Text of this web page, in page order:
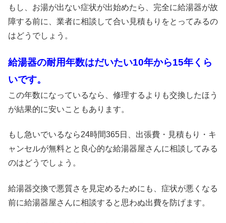
もし、お湯が出ない症状が出始めたら、完全に給湯器が故
障する前に、業者に相談して合い見積もりをとってみるの
はどうでしょう。
給湯器の耐用年数はだいたい10年から15年くら
いです。
この年数になっているなら、修理するよりも交換したほう
が結果的に安いこともあります。
もし急いでいるなら24時間365日、出張費・見積もり・キ
ャンセルが無料とと良心的な給湯器屋さんに相談してみる
のはどうでしょう。
給湯器交換で悪質さを見定めるためにも、症状が悪くなる
前に給湯器屋さんに相談すると思わぬ出費を防げます。